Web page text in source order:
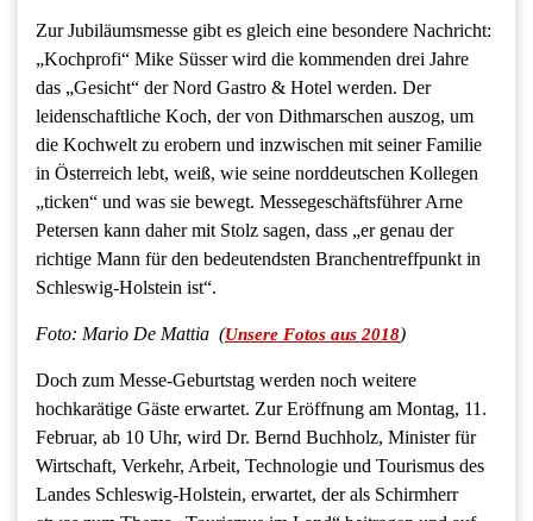
Zur Jubiläumsmesse gibt es gleich eine besondere Nachricht:
„Kochprofi“ Mike Süsser wird die kommenden drei Jahre
das „Gesicht“ der Nord Gastro & Hotel werden. Der
leidenschaftliche Koch, der von Dithmarschen auszog, um
die Kochwelt zu erobern und inzwischen mit seiner Familie
in Österreich lebt, weiß, wie seine norddeutschen Kollegen
„ticken“ und was sie bewegt. Messegeschäftsführer Arne
Petersen kann daher mit Stolz sagen, dass „er genau der
richtige Mann für den bedeutendsten Branchentreffpunkt in
Schleswig-Holstein ist“.
Foto: Mario De Mattia (Unsere Fotos aus 2018)
Doch zum Messe-Geburtstag werden noch weitere
hochkarätige Gäste erwartet. Zur Eröffnung am Montag, 11.
Februar, ab 10 Uhr, wird Dr. Bernd Buchholz, Minister für
Wirtschaft, Verkehr, Arbeit, Technologie und Tourismus des
Landes Schleswig-Holstein, erwartet, der als Schirmherr